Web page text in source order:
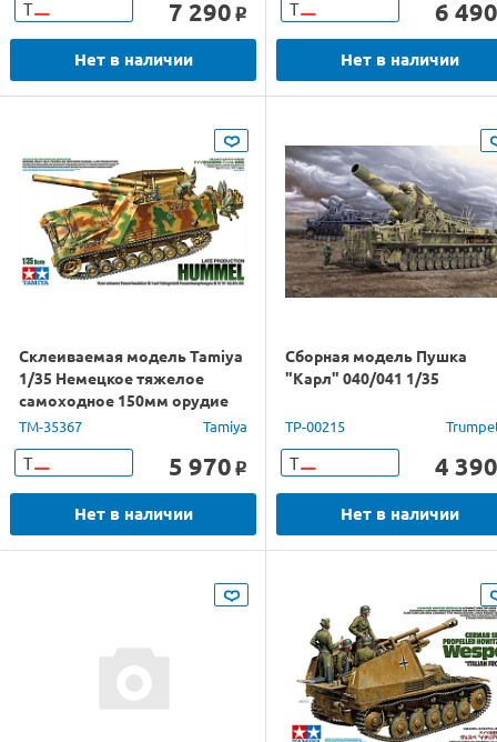
Т 7 290 o
Нет в наличии
Т 6 490
Нет в наличии
Склеиваемая модель Tamiya
1/35 Немецкое тяжелое
самоходное 150мм орудие
HUMMEL с 3-мя фигурами
TM-35367 Tamiya
Т 5 970 o
Нет в наличии
Сборная модель Пушка
"Карл" 040/041 1/35
TP-00215
Т 4 390
Нет в наличии